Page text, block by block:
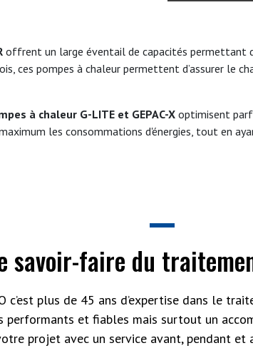
offrent un large éventail de capacités permettant
ces pompes à chaleur permettent d’assurer le
à chaleur G-LITE et GEPAC-Xoptimisent
les consommations d'énergies, tout en
savoir-faire du
c’est plus de 45 ans d’expertise dans le
performants et fiables mais surtout un
projet avec un service avant, pendant et